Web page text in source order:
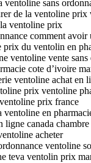
ventoline sans
de la ventoline prix
ventoline prix
comment avoir
du ventolin en
ventoline vente sans
cote d’ivoire
ventoline achat en
prix ventoline
prix france
ventoline en
ligne canada
acheter
ventoline
teva ventolin prix